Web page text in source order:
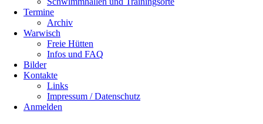
Termine
Archiv
Warwisch
Freie Hütten
Infos und FAQ
Bilder
Kontakte
Links
Impressum / Datenschutz
Anmelden